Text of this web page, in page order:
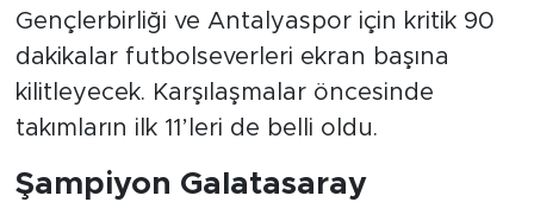
Gençlerbirliği ve Antalyaspor için kritik 90
dakikalar futbolseverleri ekran başına
kilitleyecek. Karşılaşmalar öncesinde
takımların ilk 11’leri de belli oldu.
Şampiyon Galatasaray